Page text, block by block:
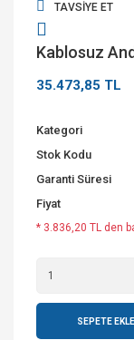
TAVSIYE ET
Kablosuz
35.473,85 TL
Kategori
Stok Kodu
Garanti Süresi
Fiyat
* 3.836,20 TL den
SEPETE EKLE